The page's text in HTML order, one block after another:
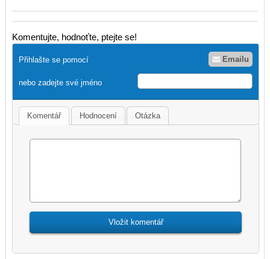
Komentujte, hodnoťte, ptejte se!
Přihlašte se pomocí Emailu
nebo zadejte své jméno
Komentář Hodnocení Otázka